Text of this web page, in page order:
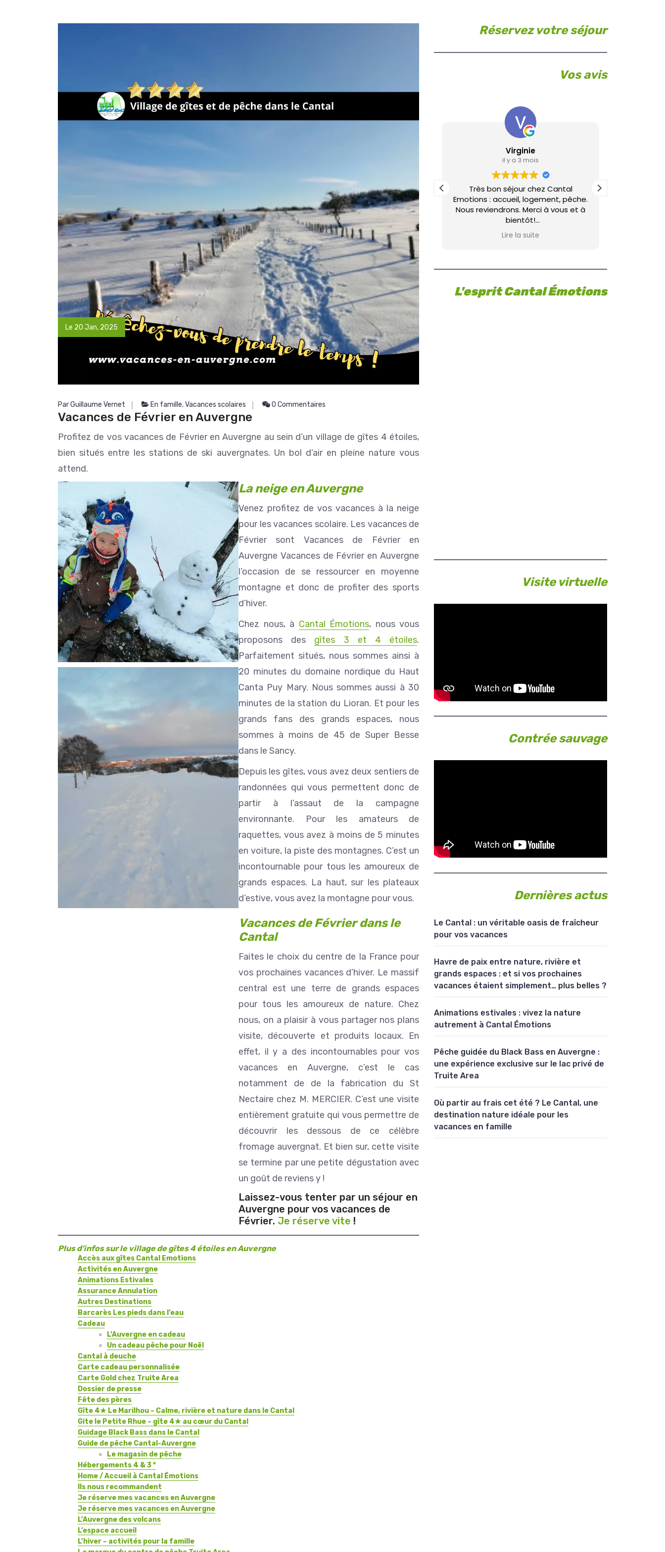
Le 20 Jan, 2025
Par Guillaume Vernet En famille,Vacances scolaires 0 Commentaires
Vacances de Février en Auvergne
Profitez de vos vacances de Février en Auvergne au sein d’un village de gîtes 4 étoiles,
bien situés entre les stations de ski auvergnates. Un bol d’air en pleine nature vous
attend.
La neige en Auvergne
Venez profitez de vos vacances à la neige
pour les vacances scolaire. Les vacances de
Février sont Vacances de Février en
Auvergne Vacances de Février en Auvergne
l’occasion de se ressourcer en moyenne
montagne et donc de profiter des sports
d’hiver.
Chez nous, à Cantal Émotions, nous vous
proposons des gîtes 3 et 4 étoiles.
Parfaitement situés, nous sommes ainsi à
20 minutes du domaine nordique du Haut
Canta Puy Mary. Nous sommes aussi à 30
minutes de la station du Lioran. Et pour les
grands fans des grands espaces, nous
sommes à moins de 45 de Super Besse
dans le Sancy.
Depuis les gîtes, vous avez deux sentiers de
randonnées qui vous permettent donc de
partir à l’assaut de la campagne
environnante. Pour les amateurs de
raquettes, vous avez à moins de 5 minutes
en voiture, la piste des montagnes. C’est un
incontournable pour tous les amoureux de
grands espaces. La haut, sur les plateaux
d’estive, vous avez la montagne pour vous.
Vacances de Février dans le
Cantal
Faites le choix du centre de la France pour
vos prochaines vacances d’hiver. Le massif
central est une terre de grands espaces
pour tous les amoureux de nature. Chez
nous, on a plaisir à vous partager nos plans
visite, découverte et produits locaux. En
effet, il y a des incontournables pour vos
vacances en Auvergne, c’est le cas
notamment de de la fabrication du St
Nectaire chez M. MERCIER. C’est une visite
entièrement gratuite qui vous permettre de
découvrir les dessous de ce célèbre
fromage auvergnat. Et bien sur, cette visite
se termine par une petite dégustation avec
un goût de reviens y !
Laissez-vous tenter par un séjour en
Auvergne pour vos vacances de
Février. Je réserve vite !
Plus d’infos sur le village de gîtes 4 étoiles en Auvergne
Accès aux gîtes Cantal Emotions
Activités en Auvergne
Animations Estivales
Assurance Annulation
Autres Destinations
Barcarès Les pieds dans l’eau
Cadeau
L’Auvergne en cadeau
Un cadeau pêche pour Noël
Cantal à deuche
Carte cadeau personnalisée
Carte Gold chez Truite Area
Dossier de presse
Fête des pères
Gîte 4★ Le Marilhou – Calme, rivière et nature dans le Cantal
Gite le Petite Rhue – gîte 4★ au cœur du Cantal
Guidage Black Bass dans le Cantal
Guide de pêche Cantal-Auvergne
Le magasin de pêche
Hébergements 4 & 3 *
Home / Accueil à Cantal Émotions
Ils nous recommandent
Je réserve mes vacances en Auvergne
Je réserve mes vacances en Auvergne
L’Auvergne des volcans
L’espace accueil
L’hiver – activités pour la famille
Réservez votre séjour
Vos avis
Sarah s'adapte aux demandes des
invités. Généreuse sur les bonnes
adresses, elle est toujours prête à
rendre service.
Guillaume est fait du même moule.
Non seulement c'est excellent guide,
mais il en fait toujours plus pour faire
plaisir. Nous avons passé 4 jours de
rêve. Prêts à revenir à la première
occasion. Merci encore à tous les
trois (il ne faut pas oublier la
descendance qui promet)
Lire la suite
Que dire de cet endroit qui est juste
magnifique un havre de PAIX pour se
ressourcer et décompresser en
famille.
Gite top face à la rivière , le lac du
Roussillou est juste magique il vous
laisse sans voix devant cette beauté
à vous remplir les yeux Emotions tout
est captivant et vous retiens car
vous ne voulez pas que cela s'arrêter
. Nous venons depuis 5 ans avec
toujours autant de plaisir. Merci
Sarah et Guillaume et leurs enfants
pour leurs chaleurs humaines et
l'Amour qu'ils donnent aux gens qu'ils
reçoivent . Nous repartons le coeur
serré mais à l'année prochaine rdv
pris :)
Avec tout notre coeur
Lire la suite
Virginie
il y a 3 mois
Très bon séjour chez Cantal
Emotions : accueil, logement, pêche.
Nous reviendrons. Merci à vous et à
bientôt!
La famille Cornu
Lire la suite
L'esprit Cantal Émotions
Visite virtuelle
Contrée sauvage
Dernières actus
Le Cantal : un véritable oasis de fraîcheur
pour vos vacances
Havre de paix entre nature, rivière et
grands espaces : et si vos prochaines
vacances étaient simplement… plus belles ?
Animations estivales : vivez la nature
autrement à Cantal Émotions
Pêche guidée du Black Bass en Auvergne :
une expérience exclusive sur le lac privé de
Truite Area
Où partir au frais cet été ? Le Cantal, une
destination nature idéale pour les
vacances en famille